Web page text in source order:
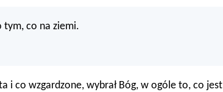
tym, co na ziemi.
i co wzgardzone, wybrał Bóg, w ogóle to, co jest